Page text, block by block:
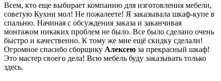
Всем, кто еще выбирает компанию для изготовления мебели,
советую Кухни мол! Не пожалеете! Я заказывала шкаф-купе в
спальню. Начиная с обсуждения заказа и заканчивая
монтажом никаких проблем не было. Все было сделано очень
быстро и качественно. К тому же мне ещё скидку сделали!
Огромное спасибо сборщику Алексею за прекрасный шкаф!
Это мастер своего дела! Всю мебель буду заказывать только
здесь.